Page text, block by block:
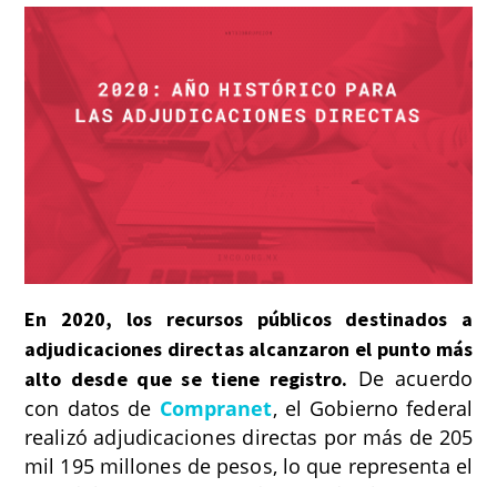
En 2020, los recursos públicos destinados a
adjudicaciones directas alcanzaron el punto más
alto desde que se tiene registro. De acuerdo
con datos de Compranet, el Gobierno federal
realizó adjudicaciones directas por más de 205
mil 195 millones de pesos, lo que representa el